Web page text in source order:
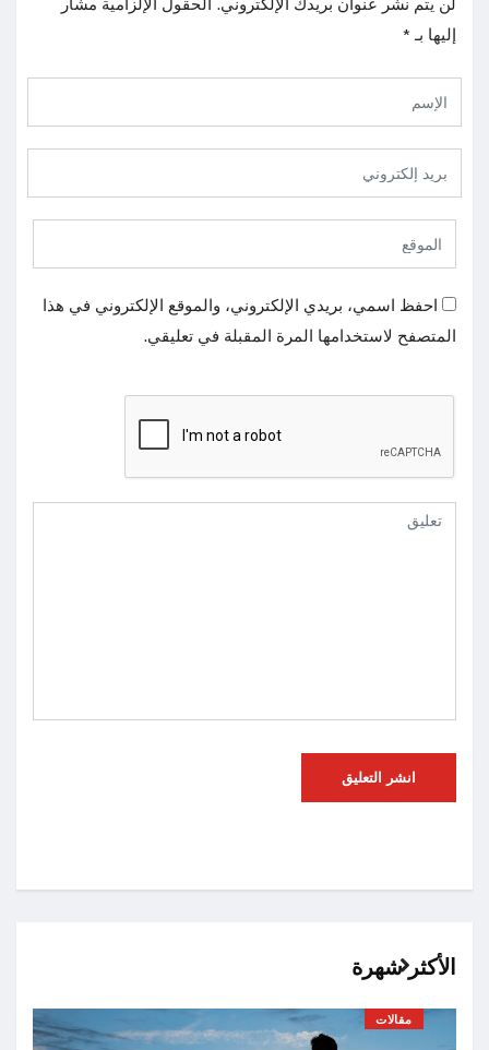
لن يتم نشر عنوان بريدك الإلكتروني. الحقول الإلزامية مشار
إليها بـ *
احفظ اسمي، بريدي الإلكتروني، والموقع الإلكتروني في هذا
المتصفح لاستخدامها المرة المقبلة في تعليقي.
الأكثر شهرة
مقالات